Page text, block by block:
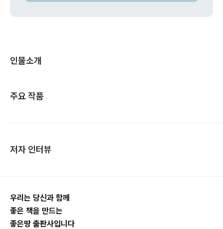
인물소개
주요 작품
저자 인터뷰
우리는 당신과 함께
좋은 책을 만드는
좋은땅 출판사입니다